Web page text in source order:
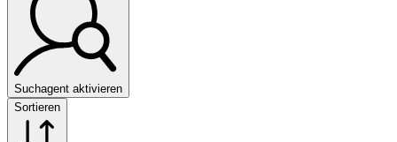
Suchagent aktivieren
Sortieren